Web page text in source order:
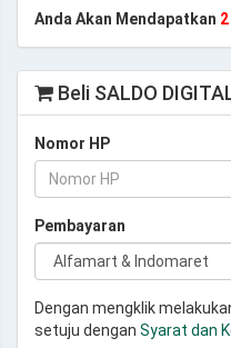
Anda Akan Mendapatkan 2
Beli SALDO
Nomor HP
Pembayaran
Dengan mengklik
setuju dengan Syarat dan